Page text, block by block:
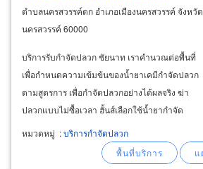
ตำบลนครสวรรค์ตก อำเภอเมืองนครสวรรค์ จังหวัด
นครสวรรค์ 60000
บริการรับกำจัดปลวก ชัยนาท เราคำนวณต่อพื้นที่
เพื่อกำหนดความเข้มข้นของน้ำยาเคมีกำจัดปลวก
ตามสูตรการ เพื่อกำจัดปลวกอย่างได้ผลจริง ฆ่า
ปลวกแบบไม่ซื้อเวลา ฮั้นส์เลือกใช้น้ำยากำจัด
ปลวกมี อย.ของแท้ 100% ที่มีความปลอดภัยต่อคน
และสัตว์เลี้ยง กำจัดปลวกด้วยวิธีการเจาะพื้นและ
อัดน้ำยาปลวกลงดินชัยนาท และฉีดพ่นบริเวณโดย
หมวดหมู่ :บริการกำจัดปลวก